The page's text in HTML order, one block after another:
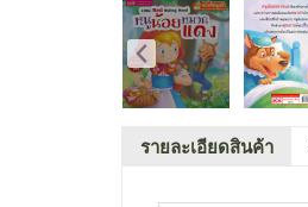
รายละเอียดสินค้า